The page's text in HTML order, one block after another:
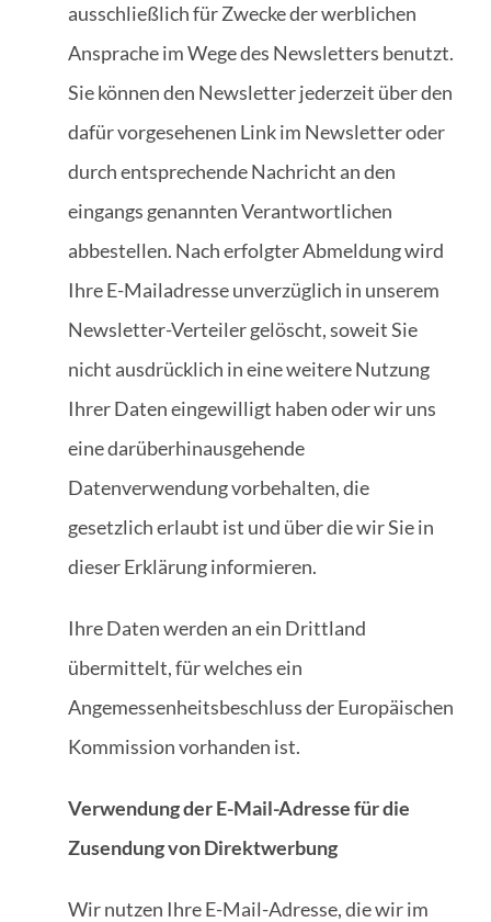
ausschließlich für Zwecke der werblichen
Ansprache im Wege des Newsletters benutzt.
Sie können den Newsletter jederzeit über den
dafür vorgesehenen Link im Newsletter oder
durch entsprechende Nachricht an den
eingangs genannten Verantwortlichen
abbestellen. Nach erfolgter Abmeldung wird
Ihre E-Mailadresse unverzüglich in unserem
Newsletter-Verteiler gelöscht, soweit Sie
nicht ausdrücklich in eine weitere Nutzung
Ihrer Daten eingewilligt haben oder wir uns
eine darüberhinausgehende
Datenverwendung vorbehalten, die
gesetzlich erlaubt ist und über die wir Sie in
dieser Erklärung informieren.
Ihre Daten werden an ein Drittland
übermittelt, für welches ein
Angemessenheitsbeschluss der Europäischen
Kommission vorhanden ist.
Verwendung der E-Mail-Adresse für die
Zusendung von Direktwerbung
Wir nutzen Ihre E-Mail-Adresse, die wir im